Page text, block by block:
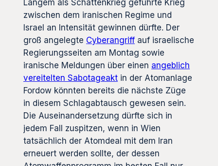
Langem als Schattenkrieg geführte Krieg
zwischen dem iranischen Regime und
Israel an Intensität gewinnen dürfte. Der
groß angelegte Cyberangriff auf israelische
Regierungsseiten am Montag sowie
iranische Meldungen über einen angeblich
vereitelten Sabotageakt in der Atomanlage
Fordow könnten bereits die nächste Züge
in diesem Schlagabtausch gewesen sein.
Die Auseinandersetzung dürfte sich in
jedem Fall zuspitzen, wenn in Wien
tatsächlich der Atomdeal mit dem Iran
erneuert werden sollte, der dessen